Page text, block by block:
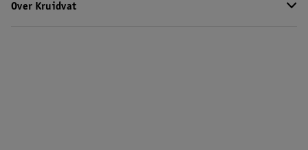
Over Kruidvat